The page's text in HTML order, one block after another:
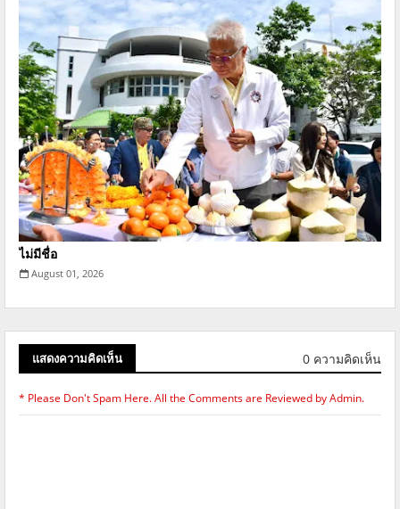
ไม่มีชื่อ
August 01, 2026
แสดงความคิดเห็น 0 ความคิดเห็น
* Please Don't Spam Here. All the Comments are Reviewed by Admin.